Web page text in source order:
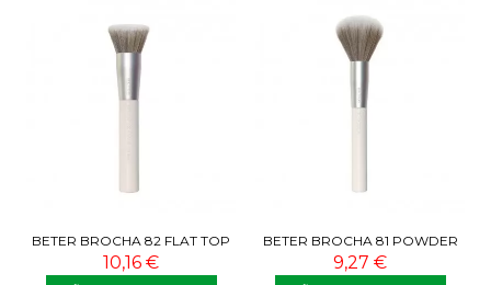
BETER BROCHA 82 FLAT TOP
LIQUID FOUNDATION BRUSH
10,16 €
BETER BROCHA 81 POWDER
BRUSH
9,27 €